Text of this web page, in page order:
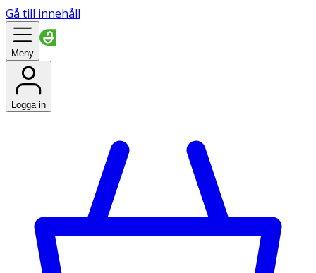
Gå till innehåll
Meny
Logga in